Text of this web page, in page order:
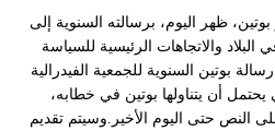
ظهر اليوم، برسالته السنوية إلى
البلاد والاتجاهات الرئيسية للسياسة
بوتين السنوية للجمعية الفيدرالية
يحتمل أن يتناولها بوتين في خطابه،
النص حتى اليوم الأخير.وسيتم تقديم